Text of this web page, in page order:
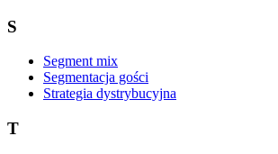
S
Segment mix
Segmentacja gości
Strategia dystrybucyjna
T